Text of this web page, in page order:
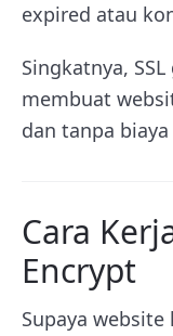
expired atau
Singkatnya,
membuat
dan tanpa
Cara
Encrypt
Supaya